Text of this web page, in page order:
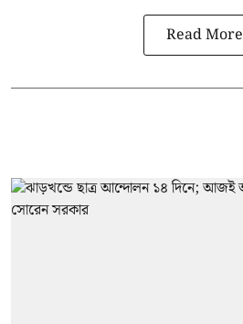
Read More